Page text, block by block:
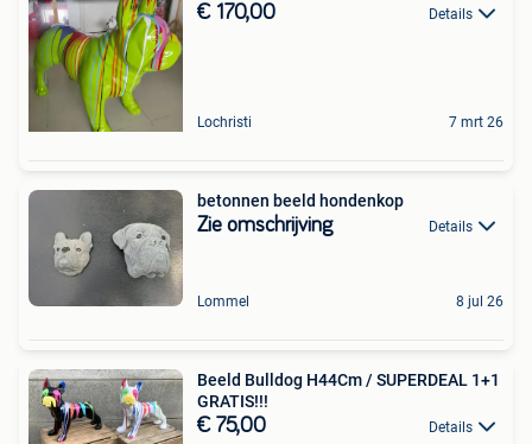
€ 170,00 Details
Lochristi 7 mrt 26
betonnen beeld hondenkop
Zie omschrijving Details
Lommel 8 jul 26
Beeld Bulldog H44Cm / SUPERDEAL 1+1
GRATIS!!!
€ 75,00 Details